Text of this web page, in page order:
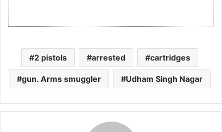
2 pistols arrested cartridges
gun. Arms smuggler Udham Singh Nagar